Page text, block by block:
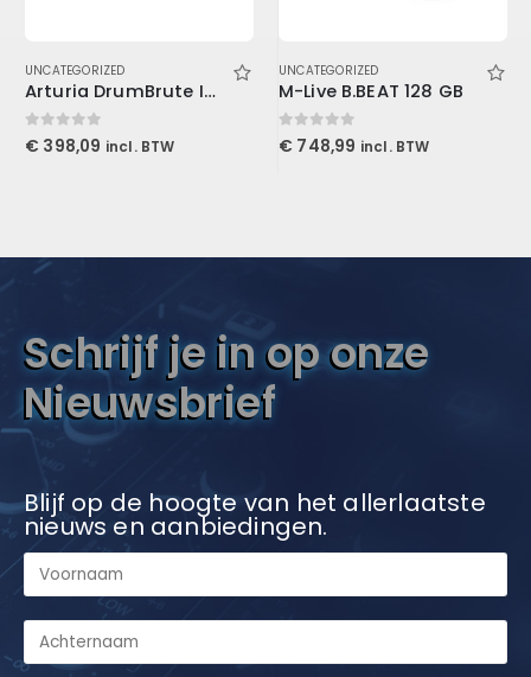
UNCATEGORIZED
Arturia DrumBrute Impact
0out of 5
€ 398,09 incl. BTW
UNCATEGORIZED
M-Live B.BEAT 128 GB
0out of 5
€ 748,99 incl. BTW
Schrijf je in op onze
Nieuwsbrief
Blijf op de hoogte van het allerlaatste
nieuws en aanbiedingen.